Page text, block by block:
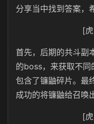
分享当中找到答案，
[
首先，后期的共斗副
的boss，来获取不同
包含了镰鼬碎片。最
成功的将镰鼬给召唤
[